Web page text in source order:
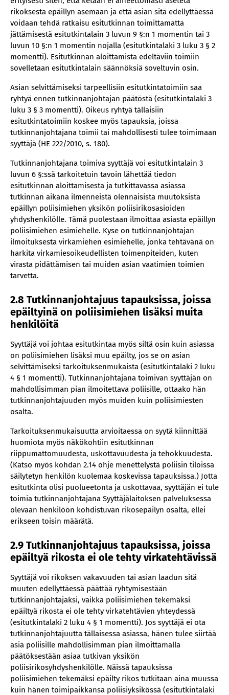
rikoksesta epäillyn asemaan ja että asian sitä edellyttäessä
voidaan tehdä ratkaisu esitutkinnan toimittamatta
jättämisestä esitutkintalain 3 luvun 9 §:n 1 momentin tai 3
luvun 10 §:n 1 momentin nojalla (esitutkintalaki 3 luku 3 § 2
momentti). Esitutkinnan aloittamista edeltäviin toimiin
sovelletaan esitutkintalain säännöksiä soveltuvin osin.
Asian selvittämiseksi tarpeellisiin esitutkintatoimiin saa
ryhtyä ennen tutkinnanjohtajan päätöstä (esitutkintalaki 3
luku 3 § 3 momentti). Oikeus ryhtyä tällaisiin
esitutkintatoimiin koskee myös tapauksia, joissa
tutkinnanjohtajana toimii tai mahdollisesti tulee toimimaan
syyttäjä (HE 222/2010, s. 180).
Tutkinnanjohtajana toimiva syyttäjä voi esitutkintalain 3
luvun 6 §:ssä tarkoitetuin tavoin lähettää tiedon
esitutkinnan aloittamisesta ja tutkittavassa asiassa
tutkinnan aikana ilmenneistä olennaisista muutoksista
epäillyn poliisimiehen yksikön poliisirikosasioiden
yhdyshenkilölle. Tämä puolestaan ilmoittaa asiasta epäillyn
poliisimiehen esimiehelle. Kyse on tutkinnanjohtajan
ilmoituksesta virkamiehen esimiehelle, jonka tehtävänä on
harkita virkamiesoikeudellisten toimenpiteiden, kuten
virasta pidättämisen tai muiden asian vaatimien toimien
tarvetta.
2.8 Tutkinnanjohtajuus tapauksissa, joissa
epäiltyinä on poliisimiehen lisäksi muita
henkilöitä
Syyttäjä voi johtaa esitutkintaa myös siltä osin kuin asiassa
on poliisimiehen lisäksi muu epäilty, jos se on asian
selvittämiseksi tarkoituksenmukaista (esitutkintalaki 2 luku
4 § 1 momentti). Tutkinnanjohtajana toimivan syyttäjän on
mahdollisimman pian ilmoitettava poliisille, ottaako hän
tutkinnanjohtajuuden myös muiden kuin poliisimiesten
osalta.
Tarkoituksenmukaisuutta arvioitaessa on syytä kiinnittää
huomiota myös näkökohtiin esitutkinnan
riippumattomuudesta, uskottavuudesta ja tehokkuudesta.
(Katso myös kohdan 2.14 ohje menettelystä poliisin tiloissa
säilytetyn henkilön kuolemaa koskevissa tapauksissa.) Jotta
esitutkinta olisi puolueetonta ja uskottavaa, syyttäjän ei tule
toimia tutkinnanjohtajana Syyttäjälaitoksen palveluksessa
olevaan henkilöön kohdistuvan rikosepäilyn osalta, ellei
erikseen toisin määrätä.
2.9 Tutkinnanjohtajuus tapauksissa, joissa
epäiltyä rikosta ei ole tehty virkatehtävissä
Syyttäjä voi rikoksen vakavuuden tai asian laadun sitä
muuten edellyttäessä päättää ryhtymisestään
tutkinnanjohtajaksi, vaikka poliisimiehen tekemäksi
epäiltyä rikosta ei ole tehty virkatehtävien yhteydessä
(esitutkintalaki 2 luku 4 § 1 momentti). Jos syyttäjä ei ota
tutkinnanjohtajuutta tällaisessa asiassa, hänen tulee siirtää
asia poliisille mahdollisimman pian ilmoittamalla
päätöksestään asiaa tutkivan yksikön
poliisirikosyhdyshenkilölle. Näissä tapauksissa
poliisimiehen tekemäksi epäilty rikos tutkitaan aina muussa
kuin hänen toimipaikkansa poliisiyksikössä (esitutkintalaki